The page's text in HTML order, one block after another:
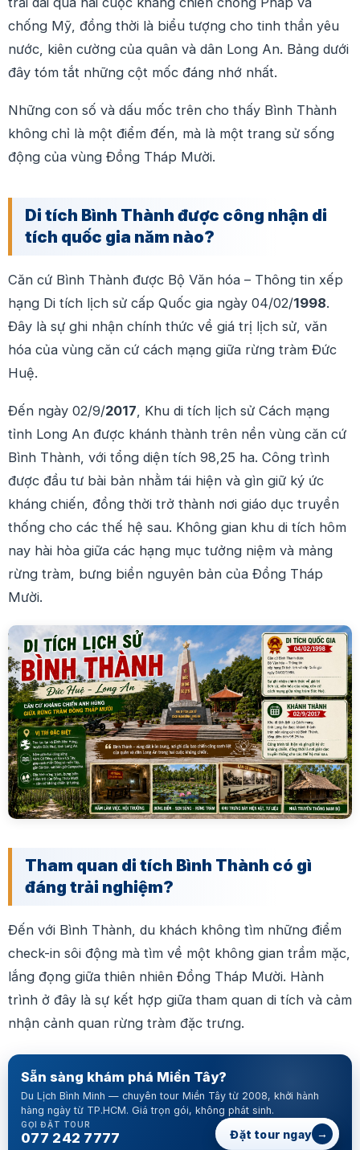
chống Mỹ, đồng thời là biểu tượng cho tinh thần yêu
nước, kiên cường của quân và dân Long An. Bảng dưới
đây tóm tắt những cột mốc đáng nhớ nhất.
Những con số và dấu mốc trên cho thấy Bình Thành
không chỉ là một điểm đến, mà là một trang sử sống
động của vùng Đồng Tháp Mười.
Di tích Bình Thành được công nhận di
tích quốc gia năm nào?
Căn cứ Bình Thành được Bộ Văn hóa – Thông tin xếp
hạng Di tích lịch sử cấp Quốc gia ngày 04/02/1998.
Đây là sự ghi nhận chính thức về giá trị lịch sử, văn
hóa của vùng căn cứ cách mạng giữa rừng tràm Đức
Huệ.
Đến ngày 02/9/2017, Khu di tích lịch sử Cách mạng
tỉnh Long An được khánh thành trên nền vùng căn cứ
Bình Thành, với tổng diện tích 98,25 ha. Công trình
được đầu tư bài bản nhằm tái hiện và gìn giữ ký ức
kháng chiến, đồng thời trở thành nơi giáo dục truyền
thống cho các thế hệ sau. Không gian khu di tích hôm
nay hài hòa giữa các hạng mục tưởng niệm và mảng
rừng tràm, bưng biền nguyên bản của Đồng Tháp
Mười.
Tham quan di tích Bình Thành có gì
đáng trải nghiệm?
Đến với Bình Thành, du khách không tìm những điểm
check-in sôi động mà tìm về một không gian trầm mặc,
lắng đọng giữa thiên nhiên Đồng Tháp Mười. Hành
trình ở đây là sự kết hợp giữa tham quan di tích và cảm
nhận cảnh quan rừng tràm đặc trưng.
Sẵn sàng khám phá Miền Tây?
Du Lịch Bình Minh — chuyên tour Miền Tây từ 2008, khởi hành
hàng ngày từ TP.HCM. Giá trọn gói, không phát sinh.
GỌI ĐẶT TOUR
077 242 7777 Đặt tour ngay →